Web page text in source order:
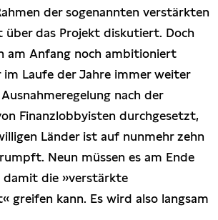
der sogenannten verstärkten
über das Projekt diskutiert. Doch
am Anfang noch ambitioniert
im Laufe der Jahre immer weiter
nach der
Finanzlobbyisten durchgesetzt,
Länder ist auf nunmehr zehn
Neun müssen es am Ende
damit die »verstärkte
greifen kann. Es wird also langsam